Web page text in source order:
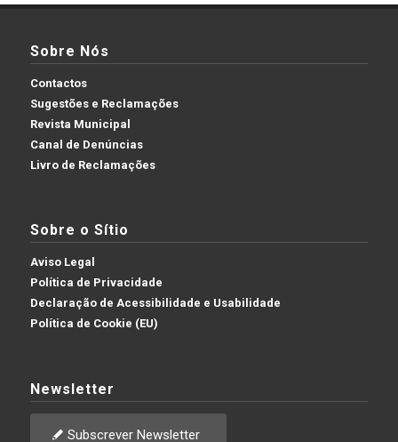
Sobre Nós
Contactos
Sugestões e Reclamações
Revista Municipal
Canal de Denúncias
Livro de Reclamações
Sobre o Sítio
Aviso Legal
Política de Privacidade
Declaração de Acessibilidade e Usabilidade
Política de Cookie (EU)
Newsletter
Subscrever Newsletter